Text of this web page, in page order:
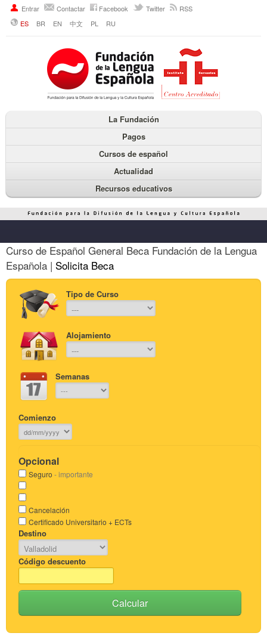
Entrar Contactar Facebook Twitter
RSS
ES
BR EN 中文 PL RU
La Fundación
Pagos
Cursos de español
Actualidad
Recursos educativos
Curso de Español General Beca Fundación de la Lengua
Española | Solicita Beca
Tipo de Curso
Alojamiento
Semanas
Comienzo
Opcional
Seguro - importante
Cancelación
Certificado Universitario + ECTs
Destino
Código descuento
Calcular